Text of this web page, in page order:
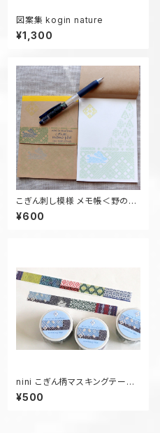
図案集 kogin nature
¥1,300
こぎん刺し模様 メモ帳＜野のう
さぎトマラズ＞
¥600
nini こぎん柄マスキングテープ
(9柄 実写プリント)
¥500